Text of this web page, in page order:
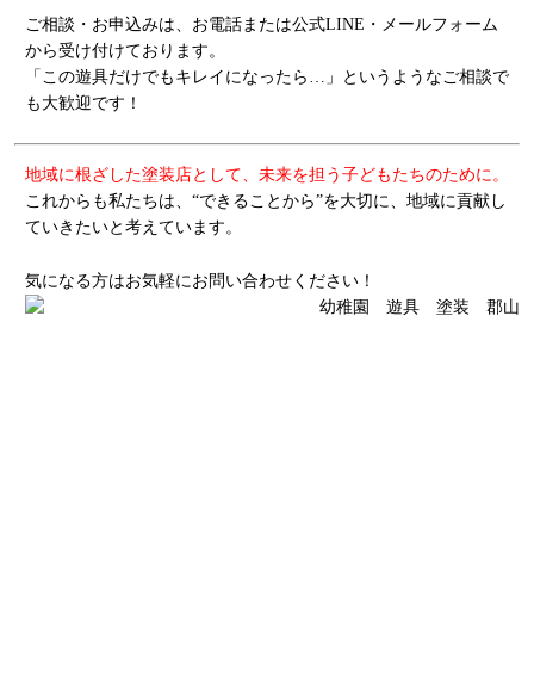
ご相談・お申込みは、お電話または公式LINE・メールフォーム
から受け付けております。
「この遊具だけでもキレイになったら…」というようなご相談で
も大歓迎です！
地域に根ざした塗装店として、未来を担う子どもたちのために。
これからも私たちは、“できることから”を大切に、地域に貢献し
ていきたいと考えています。
気になる方はお気軽にお問い合わせください！